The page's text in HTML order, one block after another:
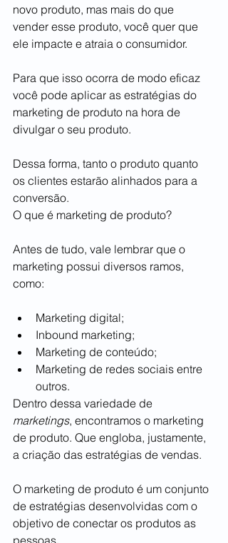
novo produto, mas mais do que
vender esse produto, você quer que
ele impacte e atraia o consumidor.
Para que isso ocorra de modo eficaz
você pode aplicar as estratégias do
marketing de produto na hora de
divulgar o seu produto.
Dessa forma, tanto o produto quanto
os clientes estarão alinhados para a
conversão.
O que é marketing de produto?
Antes de tudo, vale lembrar que o
marketing possui diversos ramos,
como:
Marketing digital;
Inbound marketing;
Marketing de conteúdo;
Marketing de redes sociais entre
outros.
Dentro dessa variedade de
marketings, encontramos o marketing
de produto. Que engloba, justamente,
a criação das estratégias de vendas.
O marketing de produto é um conjunto
de estratégias desenvolvidas com o
objetivo de conectar os produtos as
pessoas.